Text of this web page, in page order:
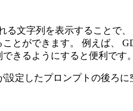
る文字列を表示することで
とができます。 例えば、
きるようにすると便利です。
設定したプロンプトの後ろ